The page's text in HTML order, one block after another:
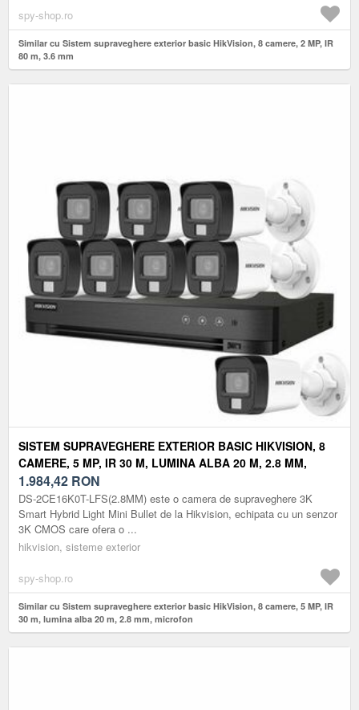
spy-shop.ro
Similar cu Sistem supraveghere exterior basic HikVision, 8 camere, 2 MP, IR
80 m, 3.6 mm
SISTEM SUPRAVEGHERE EXTERIOR BASIC HIKVISION, 8
CAMERE, 5 MP, IR 30 M, LUMINA ALBA 20 M, 2.8 MM,
MICROFON
1.984,42 RON
DS-2CE16K0T-LFS(2.8MM) este o camera de supraveghere 3K
Smart Hybrid Light Mini Bullet de la Hikvision, echipata cu un senzor
3K CMOS care ofera o ...
hikvision, sisteme exterior
spy-shop.ro
Similar cu Sistem supraveghere exterior basic HikVision, 8 camere, 5 MP, IR
30 m, lumina alba 20 m, 2.8 mm, microfon